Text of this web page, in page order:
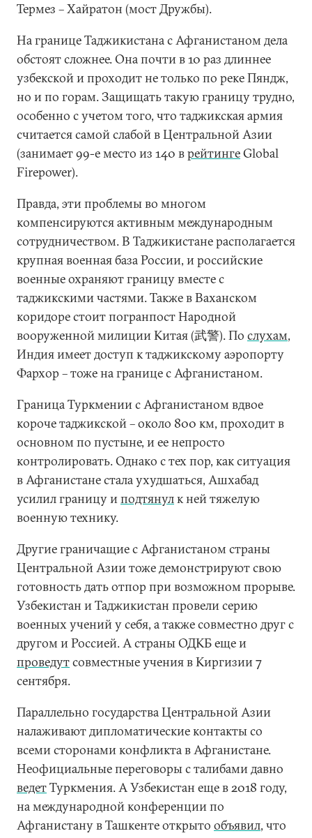
Термез – Хайратон (мост Дружбы).
На границе Таджикистана с Афганистаном дела
обстоят сложнее. Она почти в 10 раз длиннее
узбекской и проходит не только по реке Пяндж,
но и по горам. Защищать такую границу трудно,
особенно с учетом того, что таджикская армия
считается самой слабой в Центральной Азии
(занимает 99-е место из 140 врейтингеGlobal
Firepower).
Правда, эти проблемы во многом
компенсируются активным международным
сотрудничеством. В Таджикистане располагается
крупная военная база России, и российские
военные охраняют границу вместе с
таджикскими частями. Также в Ваханском
коридоре стоит погранпост Народной
вооруженной милиции Китая (武警). По слухам,
Индия имеет доступ к таджикскому аэропорту
Фархор – тоже на границе с Афганистаном.
Граница Туркмении с Афганистаном вдвое
короче таджикской – около 800 км, проходит в
основном по пустыне, и ее непросто
контролировать. Однако с тех пор, как ситуация
в Афганистане стала ухудшаться, Ашхабад
усилил границу иподтянулк ней тяжелую
военную технику.
Другие граничащие с Афганистаном страны
Центральной Азии тоже демонстрируют свою
готовность дать отпор при возможном прорыве.
Узбекистан и Таджикистан провели серию
военных учений у себя, а также совместно друг с
другом и Россией. А страны ОДКБ еще и
проведутсовместные учения в Киргизии 7
сентября.
Параллельно государства Центральной Азии
налаживают дипломатические контакты со
всеми сторонами конфликта в Афганистане.
Неофициальные переговоры с талибами давно
ведетТуркмения. А Узбекистан еще в 2018 году,
на международной конференции по
Афганистану в Ташкенте открыто объявил, что